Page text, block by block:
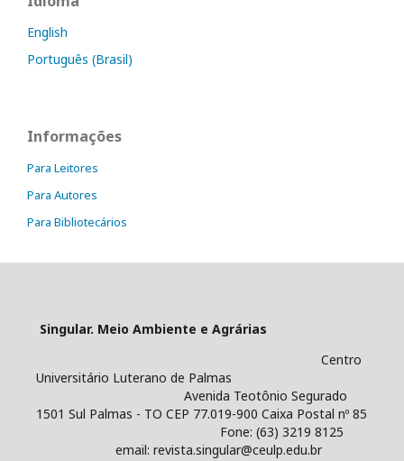
English
Português (Brasil)
Informações
Para Leitores
Para Autores
Para Bibliotecários
Singular. Meio Ambiente e Agrárias
Centro
Universitário Luterano de Palmas
Avenida Teotônio Segurado
1501 Sul Palmas - TO CEP 77.019-900 Caixa Postal nº 85
Fone: (63) 3219 8125
email: revista.singular@ceulp.edu.br